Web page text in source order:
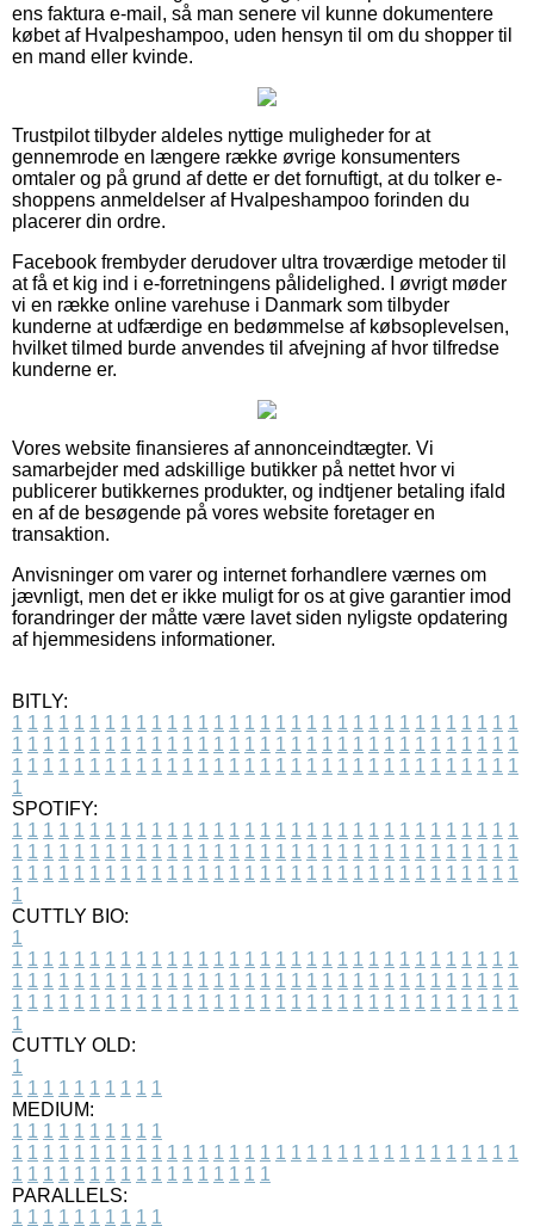
ens faktura e-mail, så man senere vil kunne dokumentere
købet af Hvalpeshampoo, uden hensyn til om du shopper til
en mand eller kvinde.
Trustpilot tilbyder aldeles nyttige muligheder for at
gennemrode en længere række øvrige konsumenters
omtaler og på grund af dette er det fornuftigt, at du tolker e-
shoppens anmeldelser af Hvalpeshampoo forinden du
placerer din ordre.
Facebook frembyder derudover ultra troværdige metoder til
at få et kig ind i e-forretningens pålidelighed. I øvrigt møder
vi en række online varehuse i Danmark som tilbyder
kunderne at udfærdige en bedømmelse af købsoplevelsen,
hvilket tilmed burde anvendes til afvejning af hvor tilfredse
kunderne er.
Vores website finansieres af annonceindtægter. Vi
samarbejder med adskillige butikker på nettet hvor vi
publicerer butikkernes produkter, og indtjener betaling ifald
en af de besøgende på vores website foretager en
transaktion.
Anvisninger om varer og internet forhandlere værnes om
jævnligt, men det er ikke muligt for os at give garantier imod
forandringer der måtte være lavet siden nyligste opdatering
af hjemmesidens informationer.
BITLY:
1 1 1 1 1 1 1 1 1 1 1 1 1 1 1 1 1 1 1 1 1 1 1 1 1 1 1 1 1 1 1 1 1
1 1 1 1 1 1 1 1 1 1 1 1 1 1 1 1 1 1 1 1 1 1 1 1 1 1 1 1 1 1 1 1 1
1 1 1 1 1 1 1 1 1 1 1 1 1 1 1 1 1 1 1 1 1 1 1 1 1 1 1 1 1 1 1 1 1
1
SPOTIFY:
1 1 1 1 1 1 1 1 1 1 1 1 1 1 1 1 1 1 1 1 1 1 1 1 1 1 1 1 1 1 1 1 1
1 1 1 1 1 1 1 1 1 1 1 1 1 1 1 1 1 1 1 1 1 1 1 1 1 1 1 1 1 1 1 1 1
1 1 1 1 1 1 1 1 1 1 1 1 1 1 1 1 1 1 1 1 1 1 1 1 1 1 1 1 1 1 1 1 1
1
CUTTLY BIO:
1
1 1 1 1 1 1 1 1 1 1 1 1 1 1 1 1 1 1 1 1 1 1 1 1 1 1 1 1 1 1 1 1 1
1 1 1 1 1 1 1 1 1 1 1 1 1 1 1 1 1 1 1 1 1 1 1 1 1 1 1 1 1 1 1 1 1
1 1 1 1 1 1 1 1 1 1 1 1 1 1 1 1 1 1 1 1 1 1 1 1 1 1 1 1 1 1 1 1 1
1
CUTTLY OLD:
1
1 1 1 1 1 1 1 1 1 1
MEDIUM:
1 1 1 1 1 1 1 1 1 1
1 1 1 1 1 1 1 1 1 1 1 1 1 1 1 1 1 1 1 1 1 1 1 1 1 1 1 1 1 1 1 1 1
1 1 1 1 1 1 1 1 1 1 1 1 1 1 1 1 1
PARALLELS:
1 1 1 1 1 1 1 1 1 1